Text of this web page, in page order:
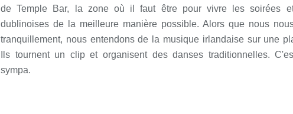
de Temple Bar, la zone où il faut être pour vivre les soirées
dublinoises de la meilleure manière possible. Alors que nous
tranquillement, nous entendons de la musique irlandaise sur une
Ils tournent un clip et organisent des danses traditionnelles.
sympa.